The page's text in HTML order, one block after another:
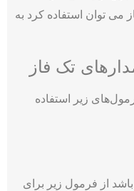
می توان استفاده کرد به
تک فاز
زیر استفاده
از فرمول زیر برای